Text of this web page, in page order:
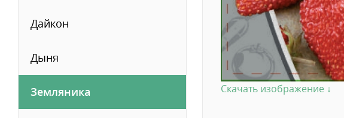
Дайкон
Дыня
Земляника Скачать изображение ↓